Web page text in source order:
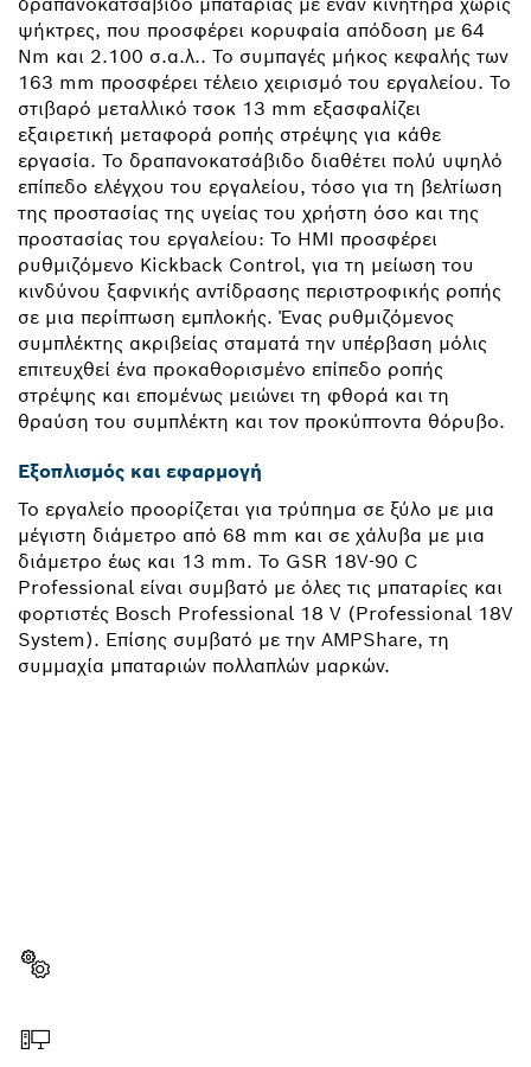
ψήκτρες, που προσφέρει κορυφαία απόδοση με 64
Nm και 2.100 σ.α.λ.. Το συμπαγές μήκος κεφαλής των
163 mm προσφέρει τέλειο χειρισμό του εργαλείου. Το
στιβαρό μεταλλικό τσοκ 13 mm εξασφαλίζει
εξαιρετική μεταφορά ροπής στρέψης για κάθε
εργασία. Το δραπανοκατσάβιδο διαθέτει πολύ υψηλό
επίπεδο ελέγχου του εργαλείου, τόσο για τη βελτίωση
της προστασίας της υγείας του χρήστη όσο και της
προστασίας του εργαλείου: Το HMI προσφέρει
ρυθμιζόμενο Kickback Control, για τη μείωση του
κινδύνου ξαφνικής αντίδρασης περιστροφικής ροπής
σε μια περίπτωση εμπλοκής. Ένας ρυθμιζόμενος
συμπλέκτης ακριβείας σταματά την υπέρβαση μόλις
επιτευχθεί ένα προκαθορισμένο επίπεδο ροπής
στρέψης και επομένως μειώνει τη φθορά και τη
θραύση του συμπλέκτη και τον προκύπτοντα θόρυβο.
Εξοπλισμός και εφαρμογή
Το εργαλείο προορίζεται για τρύπημα σε ξύλο με μια
μέγιστη διάμετρο από 68 mm και σε χάλυβα με μια
διάμετρο έως και 13 mm. Το GSR 18V-90 C
Professional είναι συμβατό με όλες τις μπαταρίες και
φορτιστές Bosch Professional 18 V (Professional 18V
System). Επίσης συμβατό με την AMPShare, τη
συμμαχία μπαταριών πολλαπλών μαρκών.